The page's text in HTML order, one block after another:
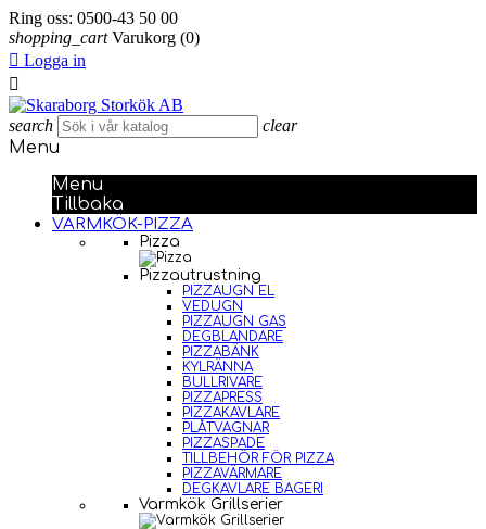
Ring oss: 0500-43 50 00
shopping_cart Varukorg (0)
 Logga in

search clear
Menu
Menu
Tillbaka
VARMKÖK-PIZZA
Pizza
Pizzautrustning
PIZZAUGN EL
VEDUGN
PIZZAUGN GAS
DEGBLANDARE
PIZZABÄNK
KYLRÄNNA
BULLRIVARE
PIZZAPRESS
PIZZAKAVLARE
PLÅTVAGNAR
PIZZASPADE
TILLBEHÖR FÖR PIZZA
PIZZAVÄRMARE
DEGKAVLARE BAGERI
Varmkök Grillserier